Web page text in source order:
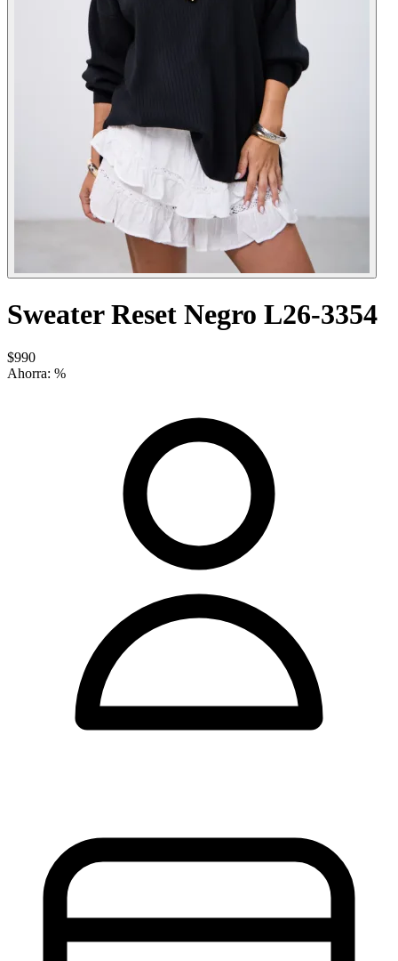
Sweater Reset Negro L26-3354
$990
Ahorra: %